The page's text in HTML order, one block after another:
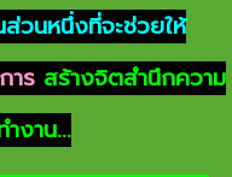
ส่วนหนึ่งที่จะช่วยให้
ารสร้างจิตสำนึกความ
งาน...